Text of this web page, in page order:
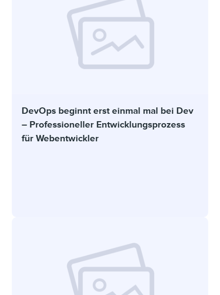
DevOps beginnt erst einmal mal bei Dev
– Professioneller Entwicklungsprozess
für Webentwickler